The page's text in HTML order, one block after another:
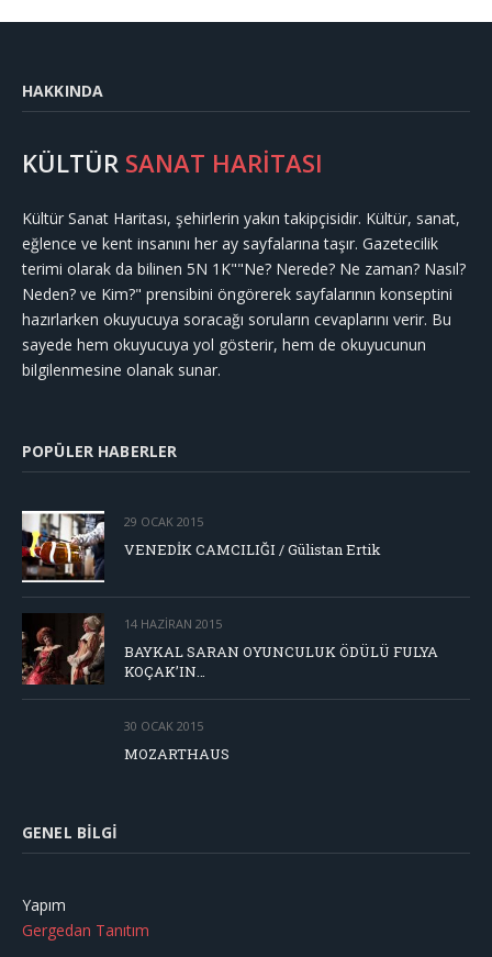
HAKKINDA
KÜLTÜR SANAT HARİTASI
Kültür Sanat Haritası, şehirlerin yakın takipçisidir. Kültür, sanat,
eğlence ve kent insanını her ay sayfalarına taşır. Gazetecilik
terimi olarak da bilinen 5N 1K""Ne? Nerede? Ne zaman? Nasıl?
Neden? ve Kim?" prensibini öngörerek sayfalarının konseptini
hazırlarken okuyucuya soracağı soruların cevaplarını verir. Bu
sayede hem okuyucuya yol gösterir, hem de okuyucunun
bilgilenmesine olanak sunar.
POPÜLER HABERLER
29 OCAK 2015
VENEDİK CAMCILIĞI / Gülistan Ertik
14 HAZIRAN 2015
BAYKAL SARAN OYUNCULUK ÖDÜLÜ FULYA
KOÇAK’IN…
30 OCAK 2015
MOZARTHAUS
GENEL BILGI
Yapım
Gergedan Tanıtım